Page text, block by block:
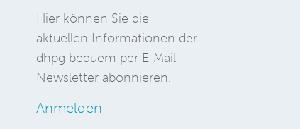
Hier können Sie die
aktuellen Informationen der
dhpg bequem per E-Mail-
Newsletter abonnieren.
Anmelden